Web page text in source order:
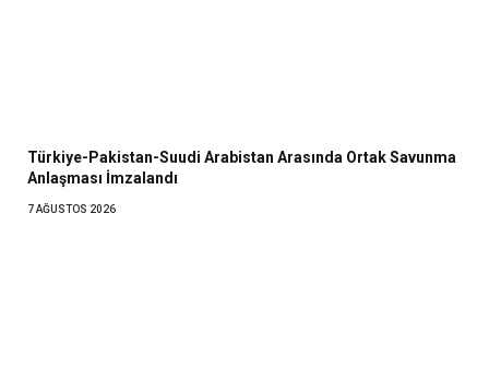
Türkiye-Pakistan-Suudi Arabistan Arasında Ortak Savunma
Anlaşması İmzalandı
7 AĞUSTOS 2026